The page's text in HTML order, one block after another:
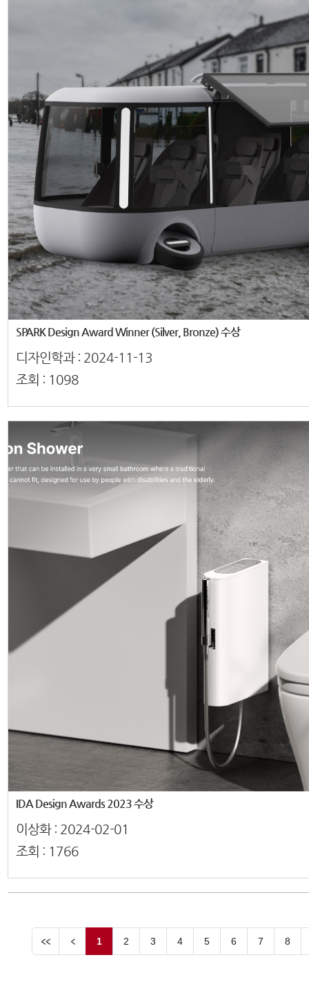
SPARK Design Award Winner (Silver, Bronze) 수상
디자인학과 : 2024-11-13
조회 : 1098
IDA Design Awards 2023 수상
이상화 : 2024-02-01
조회 : 1766
1 2 3 4 5 6 7 8